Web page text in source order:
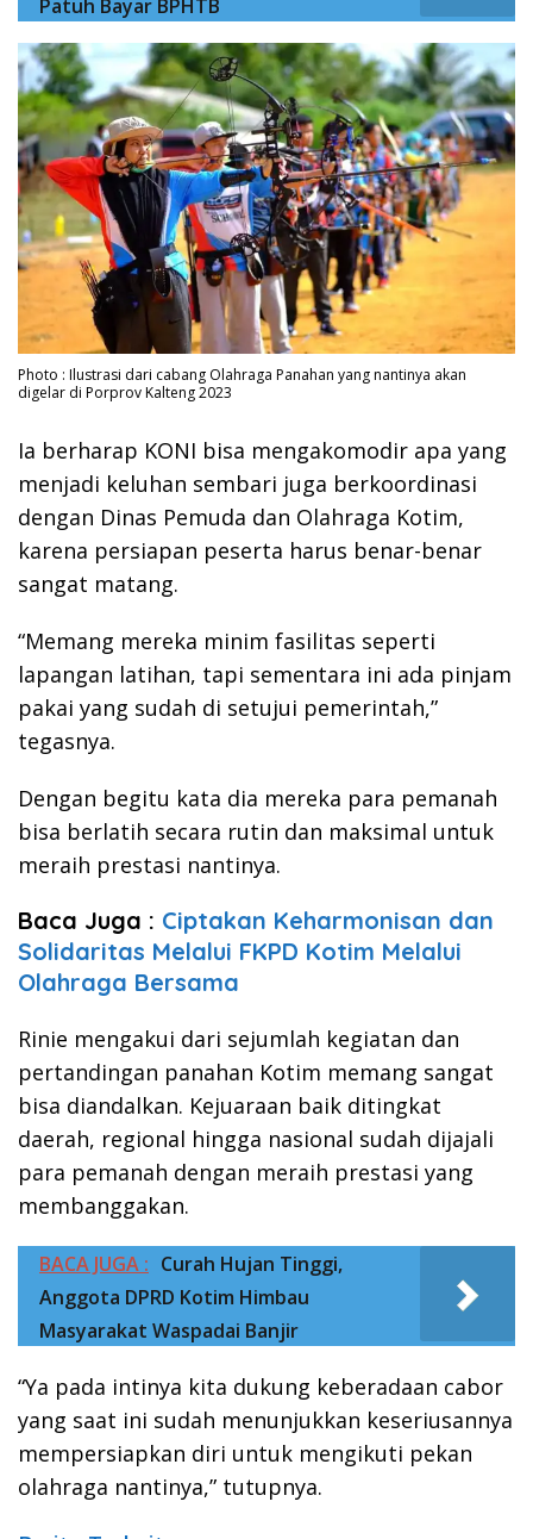
Patuh Bayar BPHTB
Photo : Ilustrasi dari cabang Olahraga Panahan yang nantinya akan
digelar di Porprov Kalteng 2023
Ia berharap KONI bisa mengakomodir apa yang
menjadi keluhan sembari juga berkoordinasi
dengan Dinas Pemuda dan Olahraga Kotim,
karena persiapan peserta harus benar-benar
sangat matang.
“Memang mereka minim fasilitas seperti
lapangan latihan, tapi sementara ini ada pinjam
pakai yang sudah di setujui pemerintah,”
tegasnya.
Dengan begitu kata dia mereka para pemanah
bisa berlatih secara rutin dan maksimal untuk
meraih prestasi nantinya.
Baca Juga : Ciptakan Keharmonisan dan
Solidaritas Melalui FKPD Kotim Melalui
Olahraga Bersama
Rinie mengakui dari sejumlah kegiatan dan
pertandingan panahan Kotim memang sangat
bisa diandalkan. Kejuaraan baik ditingkat
daerah, regional hingga nasional sudah dijajali
para pemanah dengan meraih prestasi yang
membanggakan.
BACA JUGA : Curah Hujan Tinggi,
Anggota DPRD Kotim Himbau
Masyarakat Waspadai Banjir
“Ya pada intinya kita dukung keberadaan cabor
yang saat ini sudah menunjukkan keseriusannya
mempersiapkan diri untuk mengikuti pekan
olahraga nantinya,” tutupnya.